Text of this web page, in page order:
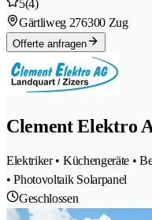
5(4)
Gärtliweg 276300 Zug
Offerte anfragen
Clement Elektro
Elektriker • Küchengeräte •
• Photovoltaik Solarpanel
Geschlossen